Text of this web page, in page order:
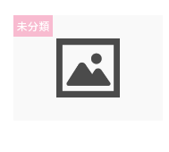
未分類